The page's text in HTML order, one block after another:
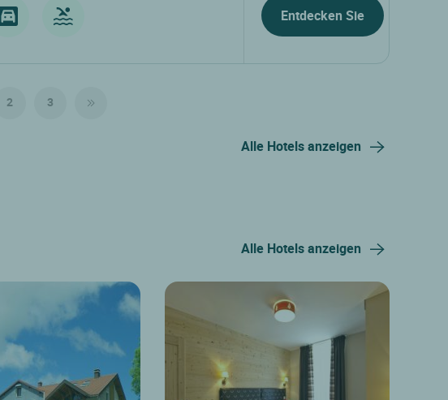
Entdecken Sie
2 3
Alle Hotels anzeigen
Alle Hotels anzeigen